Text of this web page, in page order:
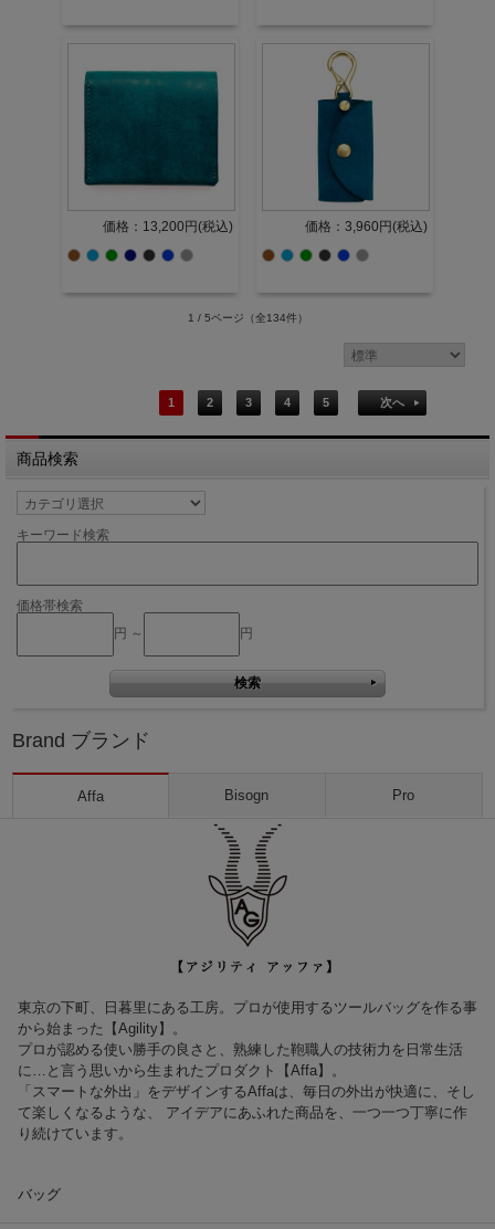
価格：13,200円(税込) 価格：3,960円(税込)
1 / 5ページ （全134件）
1 2 3 4 5 次へ
商品検索
キーワード検索
価格帯検索
円 ～
円
Brand ブランド
Affa Bisogn Pro
東京の下町、日暮里にある工房。プロが使用するツールバッグを作る事
から始まった【Agility】。
プロが認める使い勝手の良さと、熟練した鞄職人の技術力を日常生活
に…と言う思いから生まれたプロダクト【Affa】。
「スマートな外出」をデザインするAffaは、毎日の外出が快適に、そし
て楽しくなるような、 アイデアにあふれた商品を、一つ一つ丁寧に作
り続けています。
バッグ